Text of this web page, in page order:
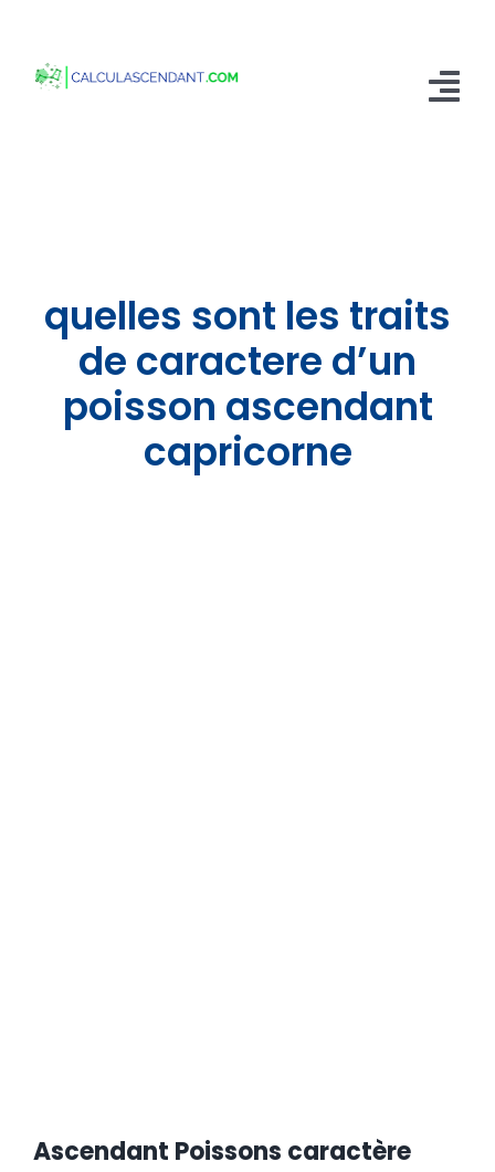
contenu
Contactez-nous
quelles sont les traits
de caractere d’un
poisson ascendant
capricorne
Ascendant Poissons caractère